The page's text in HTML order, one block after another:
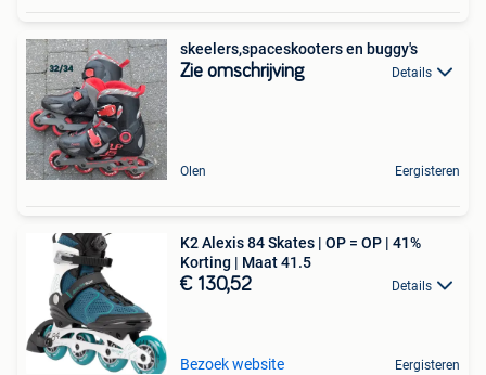
skeelers,spaceskooters en buggy's
Zie omschrijving Details
Olen Eergisteren
K2 Alexis 84 Skates | OP = OP | 41%
Korting | Maat 41.5
€ 130,52 Details
Bezoek website Eergisteren